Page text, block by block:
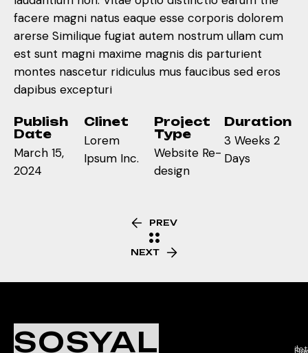
facere magni natus eaque esse corporis dolorem
arerse Similique fugiat autem nostrum ullam cum
est sunt magni maxime magnis dis parturient
montes nascetur ridiculus mus faucibus sed eros
dapibus excepturi
Publish
Date
March 15,
2024
Clinet
Lorem
Ipsum Inc.
Project
Type
Website Re-
design
Duration
3 Weeks 2
Days
PREV
NEXT
SOSYAL